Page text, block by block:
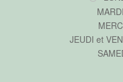
JEUDI et